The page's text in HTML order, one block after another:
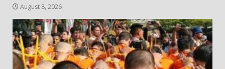
August 8, 2026